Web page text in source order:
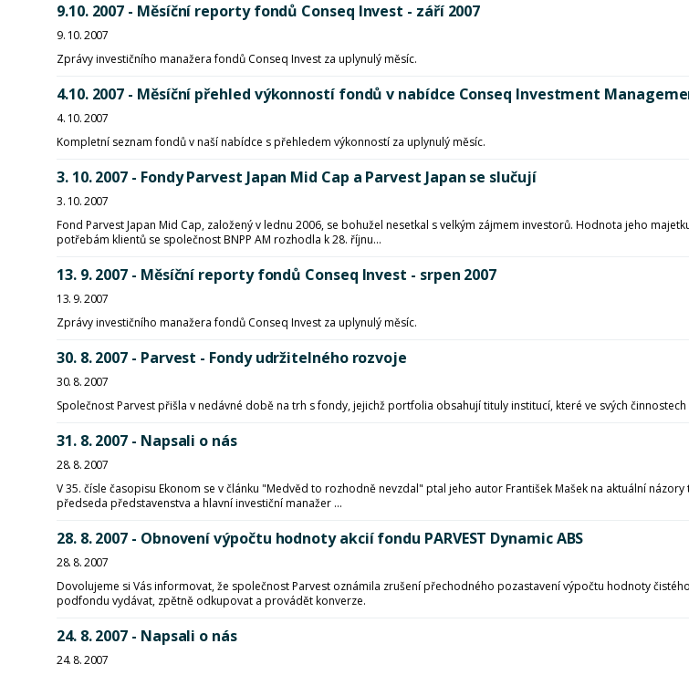
9.10. 2007 - Měsíční reporty fondů Conseq Invest - září 2007
9. 10. 2007
Zprávy investičního manažera fondů Conseq Invest za uplynulý měsíc.
4.10. 2007 - Měsíční přehled výkonností fondů v nabídce Conseq Investment
4. 10. 2007
Kompletní seznam fondů v naší nabídce s přehledem výkonností za uplynulý měsíc.
3. 10. 2007 - Fondy Parvest Japan Mid Cap a Parvest Japan se slučují
3. 10. 2007
Fond Parvest Japan Mid Cap, založený v lednu 2006, se bohužel nesetkal s velkým zájmem investorů. Hodnota jeho
potřebám klientů se společnost BNPP AM rozhodla k 28. říjnu...
13. 9. 2007 - Měsíční reporty fondů Conseq Invest - srpen 2007
13. 9. 2007
Zprávy investičního manažera fondů Conseq Invest za uplynulý měsíc.
30. 8. 2007 - Parvest - Fondy udržitelného rozvoje
30. 8. 2007
Společnost Parvest přišla v nedávné době na trh s fondy, jejichž portfolia obsahují tituly institucí, které ve svých
31. 8. 2007 - Napsali o nás
28. 8. 2007
V 35. čísle časopisu Ekonom se v článku "Medvěd to rozhodně nevzdal" ptal jeho autor František Mašek na aktuální
předseda představenstva a hlavní investiční manažer ...
28. 8. 2007 - Obnovení výpočtu hodnoty akcií fondu PARVEST Dynamic ABS
28. 8. 2007
Dovolujeme si Vás informovat, že společnost Parvest oznámila zrušení přechodného pozastavení výpočtu hodnoty
podfondu vydávat, zpětně odkupovat a provádět konverze.
24. 8. 2007 - Napsali o nás
24. 8. 2007